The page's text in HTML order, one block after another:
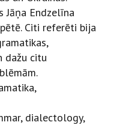
Endzelīna
Citi referēti bija
dažu citu
dialectology,